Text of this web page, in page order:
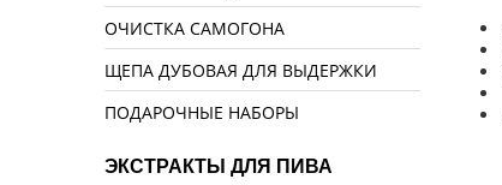
ОЧИСТКА САМОГОНА
ЩЕПА ДУБОВАЯ ДЛЯ ВЫДЕРЖКИ
ПОДАРОЧНЫЕ НАБОРЫ
ЭКСТРАКТЫ ДЛЯ ПИВА